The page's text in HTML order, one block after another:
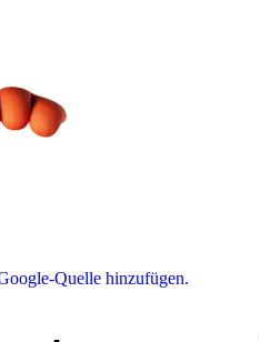
Quelle hinzufügen.